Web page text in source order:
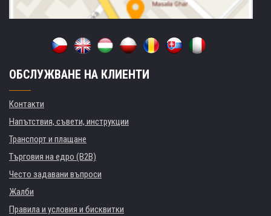
ОБСЛУЖВАНЕ НА КЛИЕНТИ
Контакти
Напътствия, съвети, инструкции
Транспорт и плащане
Търговия на едро (B2B)
Често задавани въпроси
Жалби
Правила и условия и бисквитки